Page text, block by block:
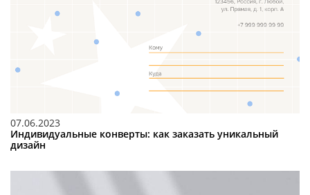
07.06.2023
Индивидуальные конверты: как заказать уникальный
дизайн